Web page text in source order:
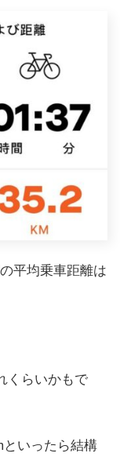
平均乗車距離は
くらいかもで
いったら結構